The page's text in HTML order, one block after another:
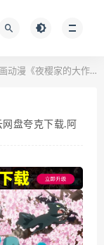
夜樱家的大作战 第2季》百度云网盘夸克下载.阿里云盘.中字.(2026)
盘夸克下载.阿